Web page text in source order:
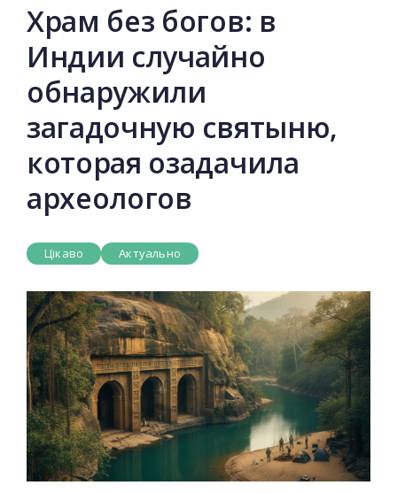
Храм без богов: в
Индии случайно
обнаружили
загадочную святыню,
которая озадачила
археологов
Цікаво Актуально